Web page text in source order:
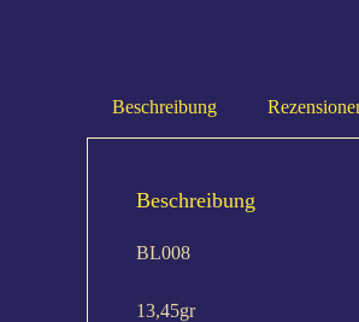
Beschreibung
Beschreibung
BL008
13,45gr